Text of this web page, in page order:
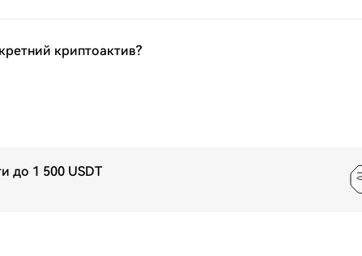
криптоактив?
до 1 500 USDT